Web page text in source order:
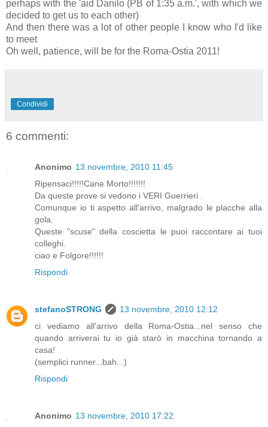
perhaps with the 'aid Danilo (PB of 1:35 a.m.', with which we
decided to get us to each other)
And then there was a lot of other people I know who I'd like
to meet
Oh well, patience, will be for the Roma-Ostia 2011!
Condividi
6 commenti:
Anonimo 13 novembre, 2010 11:45
Ripensaci!!!!!Cane Morto!!!!!!!
Da queste prove si vedono i VERI Guerrieri .
Comunque io ti aspetto all'arrivo, malgrado le placche alla
gola.
Queste "scuse" della coscietta le puoi raccontare ai tuoi
colleghi.
ciao e Folgore!!!!!!
Rispondi
stefanoSTRONG
13 novembre, 2010 12:12
ci vediamo all'arrivo della Roma-Ostia...nel senso che
quando arriverai tu io già starò in macchina tornando a
casa!
(semplici runner...bah...)
Rispondi
Anonimo 13 novembre, 2010 17:22